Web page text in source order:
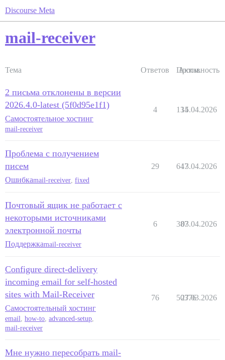
Discourse Meta
mail-receiver
Тема Ответов Просм.
Активность
2 письма отклонены в версии
2026.4.0-latest (5f0d95e1f1)
Самостоятельное хостинг
mail-receiver
4 134
15.04.2026
Проблема с получением
писем
Ошибкаmail-receiver fixed
29 647
13.04.2026
Почтовый ящик не работает с
некоторыми источниками
электронной почты
Поддержкаmail-receiver
6 387
03.04.2026
Configure direct-delivery
incoming email for self-hosted
sites with Mail-Receiver
Самостоятельный хостинг
email, how-to, advanced-setup,
mail-receiver
76 50376
27.03.2026
Мне нужно пересобрать mail-